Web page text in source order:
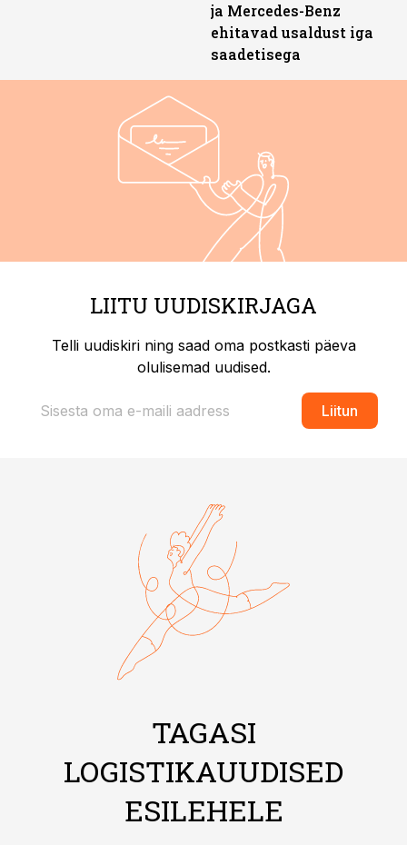
ja Mercedes-Benz
ehitavad usaldust iga
saadetisega
LIITU UUDISKIRJAGA
Telli uudiskiri ning saad oma postkasti päeva
olulisemad uudised.
Liitun
TAGASI
LOGISTIKAUUDISED
ESILEHELE